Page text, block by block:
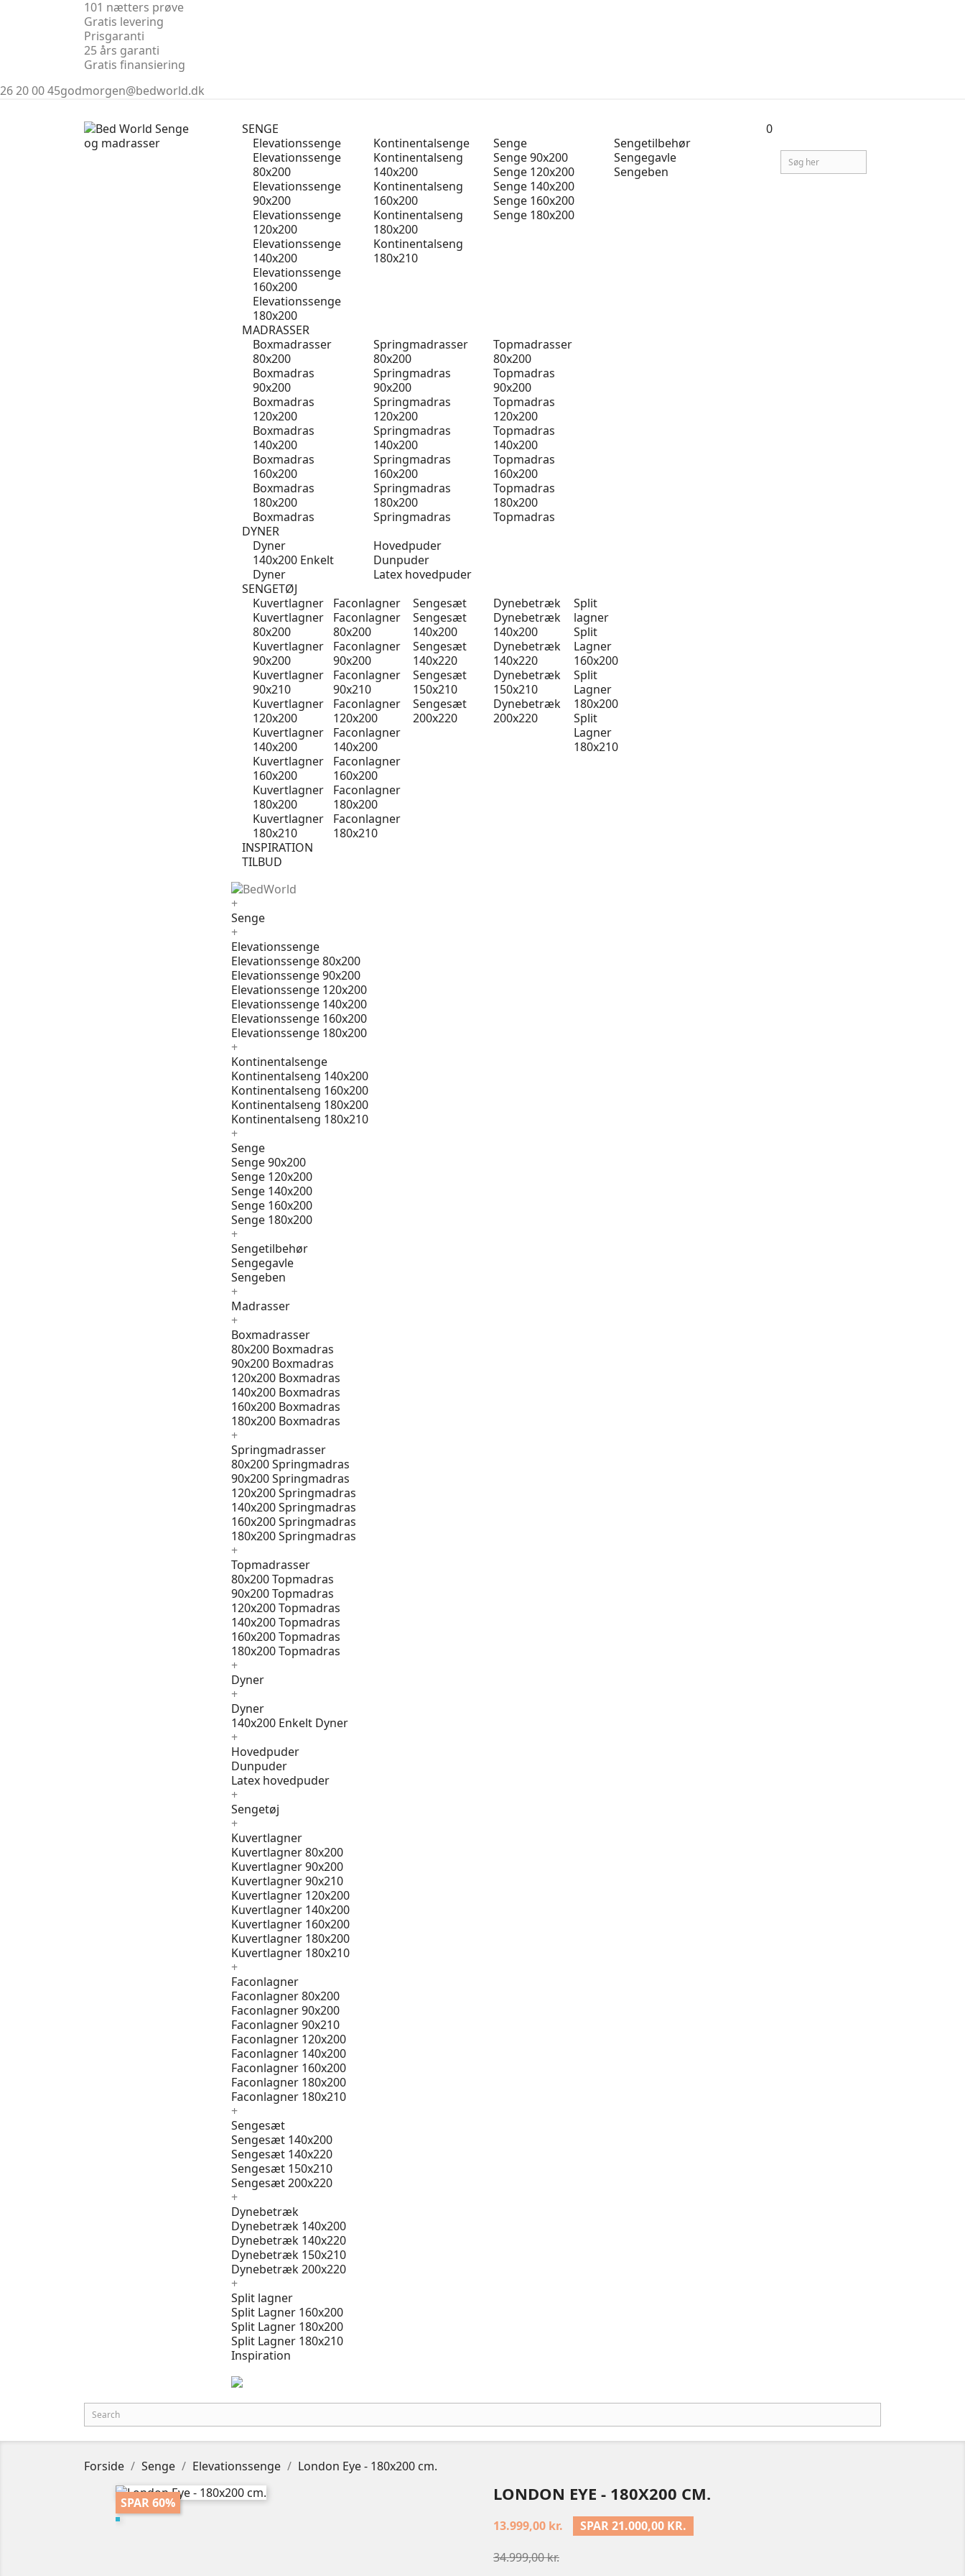
101 nætters prøve
Gratis levering
Prisgaranti
25 års garanti
Gratis finansiering
26 20 00 45godmorgen@bedworld.dk
SENGE
Elevationssenge
Elevationssenge
80x200
Elevationssenge
90x200
Elevationssenge
120x200
Elevationssenge
140x200
Elevationssenge
160x200
Elevationssenge
180x200
Kontinentalsenge
Kontinentalseng
140x200
Kontinentalseng
160x200
Kontinentalseng
180x200
Kontinentalseng
180x210
Senge
Senge 90x200
Senge 120x200
Senge 140x200
Senge 160x200
Senge 180x200
Sengetilbehør
Sengegavle
Sengeben
MADRASSER
Boxmadrasser
80x200
Boxmadras
90x200
Boxmadras
120x200
Boxmadras
140x200
Boxmadras
160x200
Boxmadras
180x200
Boxmadras
Springmadrasser
80x200
Springmadras
90x200
Springmadras
120x200
Springmadras
140x200
Springmadras
160x200
Springmadras
180x200
Springmadras
Topmadrasser
80x200
Topmadras
90x200
Topmadras
120x200
Topmadras
140x200
Topmadras
160x200
Topmadras
180x200
Topmadras
DYNER
Dyner
140x200 Enkelt
Dyner
Hovedpuder
Dunpuder
Latex hovedpuder
SENGETØJ
Kuvertlagner
Kuvertlagner
80x200
Kuvertlagner
90x200
Kuvertlagner
90x210
Kuvertlagner
120x200
Kuvertlagner
140x200
Kuvertlagner
160x200
Kuvertlagner
180x200
Kuvertlagner
180x210
Faconlagner
Faconlagner
80x200
Faconlagner
90x200
Faconlagner
90x210
Faconlagner
120x200
Faconlagner
140x200
Faconlagner
160x200
Faconlagner
180x200
Faconlagner
180x210
Sengesæt
Sengesæt
140x200
Sengesæt
140x220
Sengesæt
150x210
Sengesæt
200x220
Dynebetræk
Dynebetræk
140x200
Dynebetræk
140x220
Dynebetræk
150x210
Dynebetræk
200x220
Split
lagner
Split
Lagner
160x200
Split
Lagner
180x200
Split
Lagner
180x210
INSPIRATION
TILBUD
+
Senge
+
Elevationssenge
Elevationssenge 80x200
Elevationssenge 90x200
Elevationssenge 120x200
Elevationssenge 140x200
Elevationssenge 160x200
Elevationssenge 180x200
+
Kontinentalsenge
Kontinentalseng 140x200
Kontinentalseng 160x200
Kontinentalseng 180x200
Kontinentalseng 180x210
+
Senge
Senge 90x200
Senge 120x200
Senge 140x200
Senge 160x200
Senge 180x200
+
Sengetilbehør
Sengegavle
Sengeben
+
Madrasser
+
Boxmadrasser
80x200 Boxmadras
90x200 Boxmadras
120x200 Boxmadras
140x200 Boxmadras
160x200 Boxmadras
180x200 Boxmadras
+
Springmadrasser
80x200 Springmadras
90x200 Springmadras
120x200 Springmadras
140x200 Springmadras
160x200 Springmadras
180x200 Springmadras
+
Topmadrasser
80x200 Topmadras
90x200 Topmadras
120x200 Topmadras
140x200 Topmadras
160x200 Topmadras
180x200 Topmadras
+
Dyner
+
Dyner
140x200 Enkelt Dyner
+
Hovedpuder
Dunpuder
Latex hovedpuder
+
Sengetøj
+
Kuvertlagner
Kuvertlagner 80x200
Kuvertlagner 90x200
Kuvertlagner 90x210
Kuvertlagner 120x200
Kuvertlagner 140x200
Kuvertlagner 160x200
Kuvertlagner 180x200
Kuvertlagner 180x210
+
Faconlagner
Faconlagner 80x200
Faconlagner 90x200
Faconlagner 90x210
Faconlagner 120x200
Faconlagner 140x200
Faconlagner 160x200
Faconlagner 180x200
Faconlagner 180x210
+
Sengesæt
Sengesæt 140x200
Sengesæt 140x220
Sengesæt 150x210
Sengesæt 200x220
+
Dynebetræk
Dynebetræk 140x200
Dynebetræk 140x220
Dynebetræk 150x210
Dynebetræk 200x220
+
Split lagner
Split Lagner 160x200
Split Lagner 180x200
Split Lagner 180x210
Inspiration
0
Forside Senge Elevationssenge London Eye - 180x200 cm.
SPAR 60% LONDON EYE - 180X200 CM.
13.999,00 kr.
SPAR 21.000,00 KR.
34.999,00 kr.